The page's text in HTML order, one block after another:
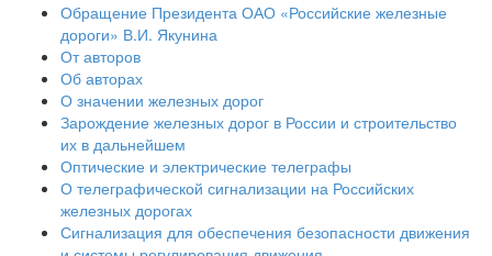
Обращение Президента ОАО «Российские железные
дороги» В.И. Якунина
От авторов
Об авторах
О значении железных дорог
Зарождение железных дорог в России и строительство
их в дальнейшем
Оптические и электрические телеграфы
О телеграфической сигнализации на Российских
железных дорогах
Сигнализация для обеспечения безопасности движения